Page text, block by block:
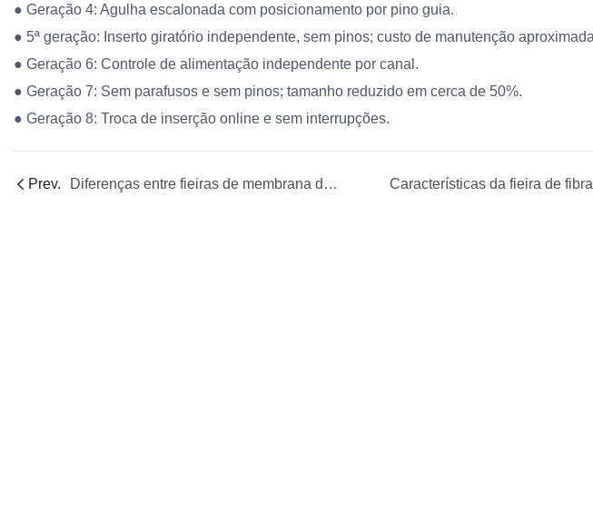
● Geração 4: Agulha escalonada com posicionamento por pino guia.
● 5ª geração: Inserto giratório independente, sem pinos; custo de manutenção
● Geração 6: Controle de alimentação independente por canal.
● Geração 7: Sem parafusos e sem pinos; tamanho reduzido em cerca de 50%.
● Geração 8: Troca de inserção online e sem interrupções.
Prev. Diferenças entre fieiras de membrana de fibra oca NIPS e TIPS